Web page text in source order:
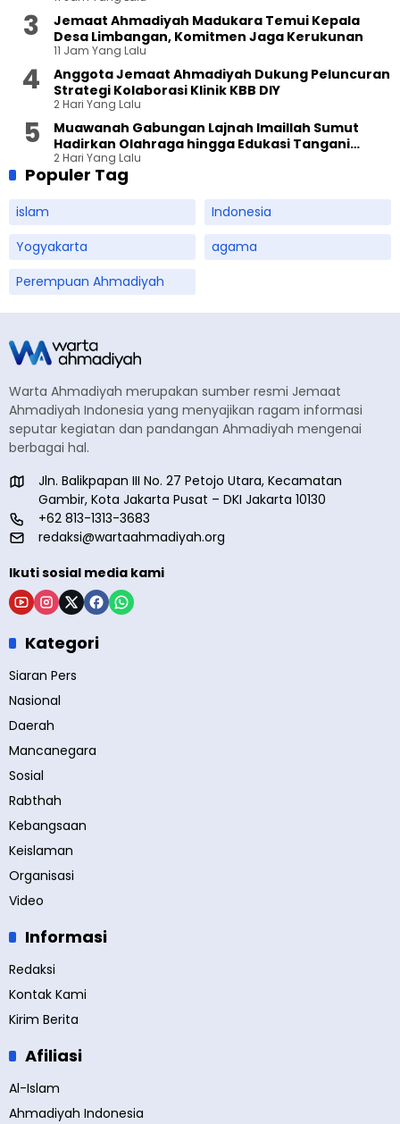
Jemaat Ahmadiyah Madukara Temui Kepala
Desa Limbangan, Komitmen Jaga Kerukunan
11 Jam Yang Lalu
Anggota Jemaat Ahmadiyah Dukung Peluncuran
Strategi Kolaborasi Klinik KBB DIY
2 Hari Yang Lalu
Muawanah Gabungan Lajnah Imaillah Sumut
Hadirkan Olahraga hingga Edukasi Tangani
Sampah
2 Hari Yang Lalu
Populer Tag
islam
Indonesia
Yogyakarta
agama
Perempuan Ahmadiyah
Warta Ahmadiyah merupakan sumber resmi Jemaat
Ahmadiyah Indonesia yang menyajikan ragam informasi
seputar kegiatan dan pandangan Ahmadiyah mengenai
berbagai hal.
Jln. Balikpapan III No. 27 Petojo Utara, Kecamatan
Gambir, Kota Jakarta Pusat – DKI Jakarta 10130
+62 813-1313-3683
redaksi@wartaahmadiyah.org
Ikuti sosial media kami
Kategori
Siaran Pers
Nasional
Daerah
Mancanegara
Sosial
Rabthah
Kebangsaan
Keislaman
Organisasi
Video
Informasi
Redaksi
Kontak Kami
Kirim Berita
Afiliasi
Al-Islam
Ahmadiyah Indonesia